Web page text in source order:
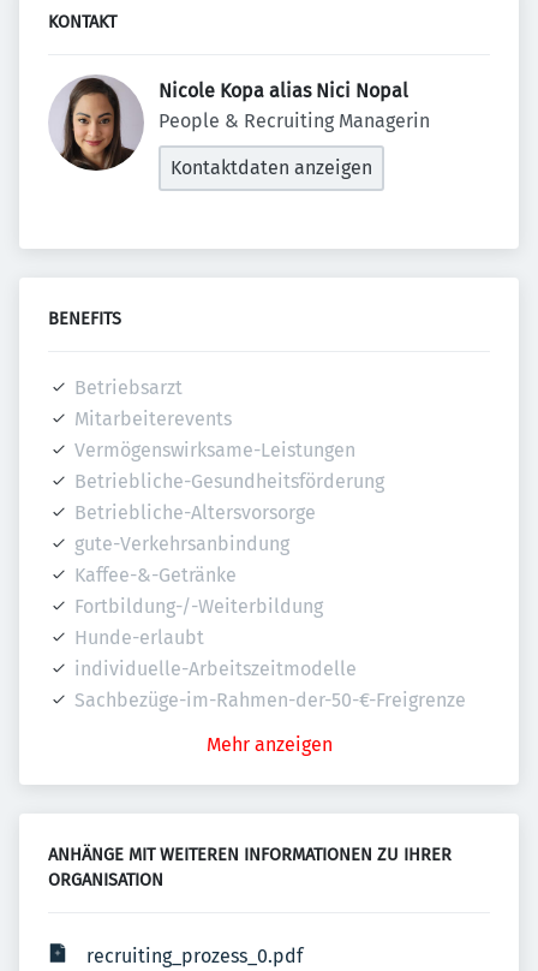
KONTAKT
Nicole Kopa alias Nici Nopal
People & Recruiting Managerin
Kontaktdaten anzeigen
BENEFITS
Betriebsarzt
Mitarbeiterevents
Vermögenswirksame-Leistungen
Betriebliche-Gesundheitsförderung
Betriebliche-Altersvorsorge
gute-Verkehrsanbindung
Kaffee-&-Getränke
Fortbildung-/-Weiterbildung
Hunde-erlaubt
individuelle-Arbeitszeitmodelle
Sachbezüge-im-Rahmen-der-50-€-Freigrenze
Mehr anzeigen
ANHÄNGE MIT WEITEREN INFORMATIONEN ZU IHRER
ORGANISATION
recruiting_prozess_0.pdf